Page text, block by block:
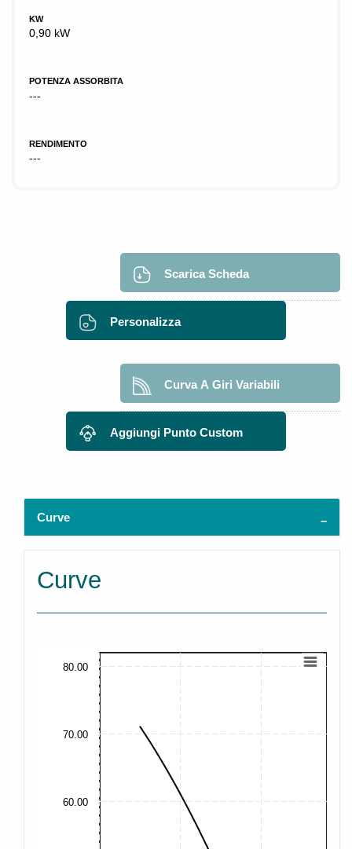
KW
0,90 kW
POTENZA ASSORBITA
---
RENDIMENTO
---
Scarica Scheda
Personalizza
Curva A Giri Variabili
Aggiungi Punto Custom
Curve
Curve
60.00
70.00
80.00